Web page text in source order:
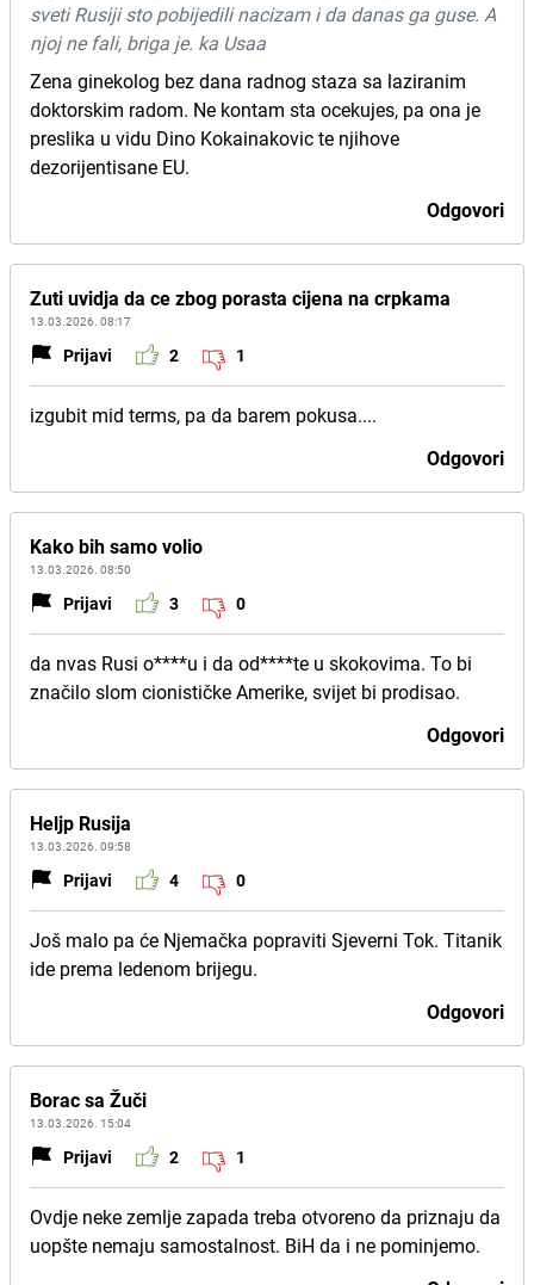
sveti Rusiji sto pobijedili nacizam i da danas ga guse. A
njoj ne fali, briga je. ka Usaa
Zena ginekolog bez dana radnog staza sa laziranim
doktorskim radom. Ne kontam sta ocekujes, pa ona je
preslika u vidu Dino Kokainakovic te njihove
dezorijentisane EU.
Odgovori
Zuti uvidja da ce zbog porasta cijena na crpkama
13.03.2026. 08:17
Prijavi 2 1
izgubit mid terms, pa da barem pokusa....
Odgovori
Kako bih samo volio
13.03.2026. 08:50
Prijavi 3 0
da nvas Rusi o****u i da od****te u skokovima. To bi
značilo slom cionističke Amerike, svijet bi prodisao.
Odgovori
Heljp Rusija
13.03.2026. 09:58
Prijavi 4 0
Još malo pa će Njemačka popraviti Sjeverni Tok. Titanik
ide prema ledenom brijegu.
Odgovori
Borac sa Žuči
13.03.2026. 15:04
Prijavi 2 1
Ovdje neke zemlje zapada treba otvoreno da priznaju da
uopšte nemaju samostalnost. BiH da i ne pominjemo.